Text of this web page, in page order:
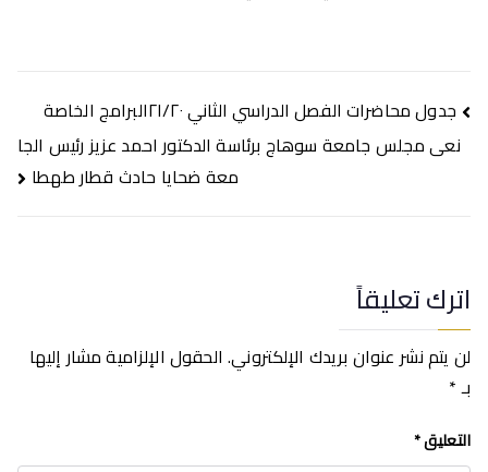
تصفّح
المقالات
جدول محاضرات الفصل الدراسي الثاني ٢١/٢٠البرامج الخاصة
نعى مجلس جامعة سوهاج برئاسة الدكتور احمد عزيز رئيس الجا
معة ضحايا حادث قطار طهطا
اترك تعليقاً
لن يتم نشر عنوان بريدك الإلكتروني. الحقول الإلزامية مشار إليها
بـ*
التعليق*